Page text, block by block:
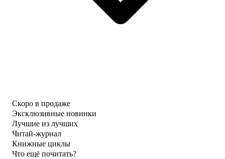
Скоро в продаже
Эксклюзивные новинки
Лучшие из лучших
Читай-журнал
Книжные циклы
Что ещё почитать?